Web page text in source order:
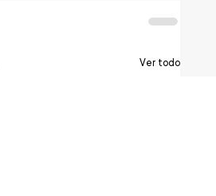
Ver todo